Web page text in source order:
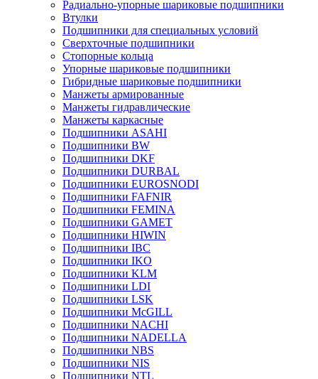
Радиально-упорные шариковые подшипники
Втулки
Подшипники для специальных условий
Сверхточные подшипники
Стопорные кольца
Упорные шариковые подшипники
Гибридные шариковые подшипники
Манжеты армированные
Манжеты гидравлические
Манжеты каркасные
Подшипники ASAHI
Подшипники BW
Подшипники DKF
Подшипники DURBAL
Подшипники EUROSNODI
Подшипники FAFNIR
Подшипники FEMINA
Подшипники GAMET
Подшипники HIWIN
Подшипники IBC
Подшипники IKO
Подшипники KLM
Подшипники LDI
Подшипники LSK
Подшипники McGILL
Подшипники NACHI
Подшипники NADELLA
Подшипники NBS
Подшипники NIS
Подшипники NTL